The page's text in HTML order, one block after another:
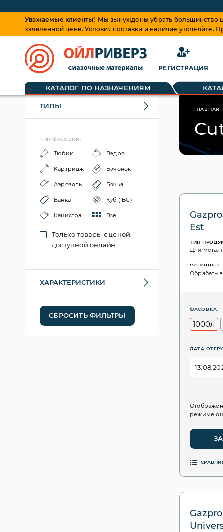
Уважаемые клиенты! Мы вынуждены убрать большинство
заявленной цене. Условия поставки и наличие
РЕГИСТРАЦИЯ
КАТАЛОГ ПО НАЗНАЧЕНИЯМ
ТИПЫ
ТИП ФАСОВКИ:
Тюбик Ведро
Картридж Бочонок
Аэрозоль Бочка
Банка Куб (IBC)
Канистра Все
Только товары с ценой,
доступной онлайн
ХАРАКТЕРИСТИКИ
СБРОСИТЬ ФИЛЬТРЫ
ГЛАВНАЯ
Est
ТИП
Для
ОСНОВНЫЕ
ФАСОВКА:
1000л
ДАТА
режиме